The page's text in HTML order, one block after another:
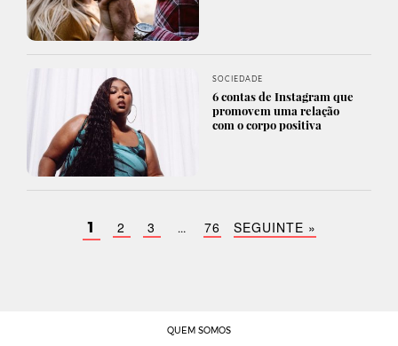
SOCIEDADE
6 contas de Instagram que
promovem uma relação
com o corpo positiva
1 2 3 … 76 SEGUINTE »
QUEM SOMOS